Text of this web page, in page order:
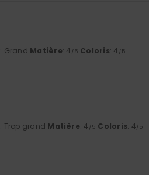
: Grand Matière: 4 /5 Coloris: 4 /5
: Trop grand Matière: 4 /5 Coloris: 4/5